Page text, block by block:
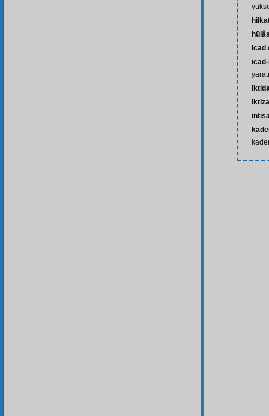
icad
icad-